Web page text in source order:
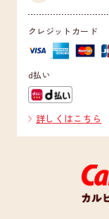
クレジットカード
d払い
詳しくはこちら